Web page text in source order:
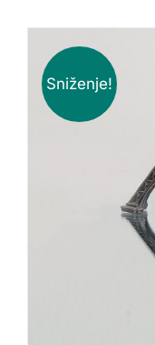
Sniženje!